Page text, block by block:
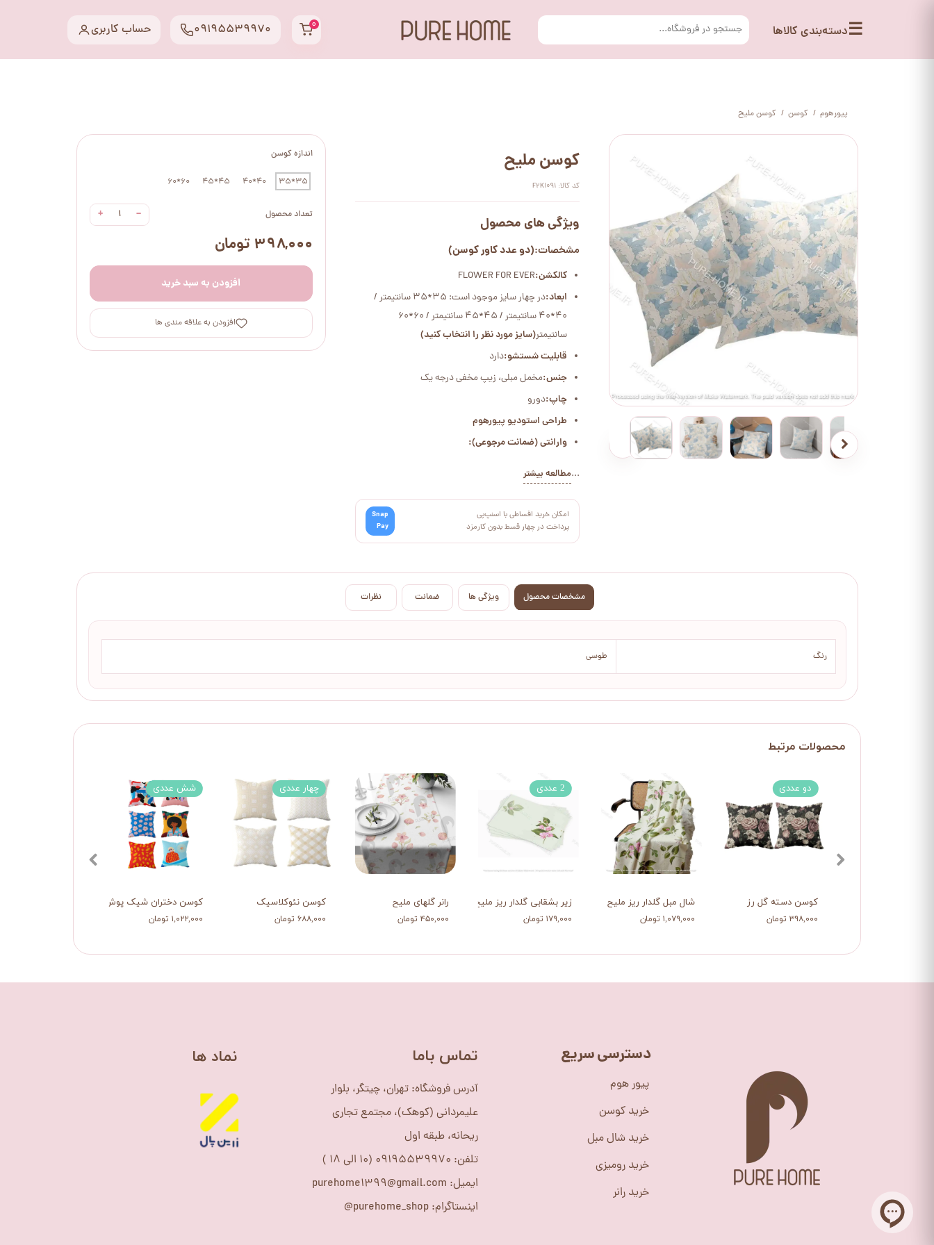
☰دسته‌بندی کالاها ۰ حساب کاربری 09195539970
پیورهوم کوسن کوسن ملیح
اندازه کوسن
35*35
40*40
45*45
60*60
تعداد محصول −
+
۳۹۸,۰۰۰ تومان
افزودن به سبد خرید
افزودن به علاقه مندی ها
کوسن ملیح
کد کالا: F2K1091
ویژگی های محصول
مشخصات:(دو عدد کاور کوسن)
کالکشن:FLOWER FOR EVER
ابعاد:
در چهار سایز موجود است: 35*35 سانتیمتر /
40*40 سانتیمتر / 45*45 سانتیمتر / 60*60
سانتیمتر(سایز مورد نظر را انتخاب کنید)
قابلیت شستشو:دارد
جنس:مخمل مبلی، زیپ مخفی درجه یک
چاپ:دورو
طراحی استودیو پیورهوم
وارانتی (ضمانت مرجوعی):
...مطالعه بیشتر
امکان خرید اقساطی با اسنپ‌پی
پرداخت در چهار قسط بدون کارمزد
Snap
Pay
مشخصات محصول ویژگی ها ضمانت نظرات
رنگ طوسی
کوسن دختران شیک پوش
۱,۰۲۲,۰۰۰ تومان
شش عددی
کوسن نئوکلاسیک
۶۸۸,۰۰۰ تومان
چهار عددی
رانر گلهای ملیح
۴۵۰,۰۰۰ تومان
زیر بشقابی گلدار ریز ملیح
۱۷۹,۰۰۰ تومان
2 عددی
شال مبل گلدار ریز ملیح
۱,۰۷۹,۰۰۰ تومان
کوسن دسته گل رز
۳۹۸,۰۰۰ تومان
دو عددی
پیور هوم
خرید کوسن
خرید شال مبل
خرید رومیزی
خرید رانر
دسترسی سریع ​تماس باما
آدرس فروشگاه: تهران، چیتگر، بلوار
علیمردانی (کوهک)، مجتمع تجاری
ریحانه، طبقه اول
تلفن: 09195539970 (10 الی 18 )
ایمیل: purehome1399@gmail.com
اینستاگرام: purehome_shop@
​نماد ها